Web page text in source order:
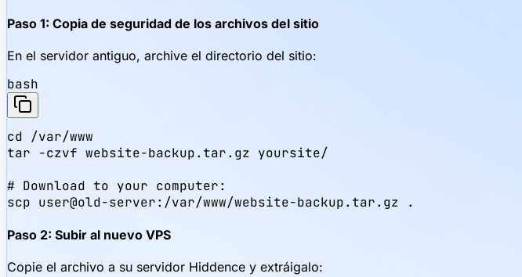
Paso 1: Copia de seguridad de los archivos del sitio
En el servidor antiguo, archive el directorio del sitio:
bash
cd /var/www
tar -czvf website-backup.tar.gz yoursite/
# Download to your computer:
scp user@old-server:/var/www/website-backup.tar.gz .
Paso 2: Subir al nuevo VPS
Copie el archivo a su servidor Hiddence y extráigalo: